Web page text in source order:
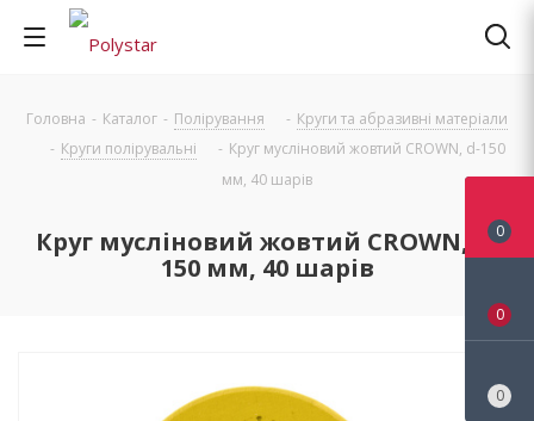
Головна - Каталог - Полірування - Круги та абразивні матеріали
- Круги полірувальні - Круг мусліновий жовтий CROWN, d-150
мм, 40 шарів
Круг мусліновий жовтий CROWN, d-
150 мм, 40 шарів
0
0
0